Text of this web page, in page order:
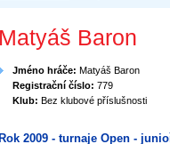
Matyáš Baron
Jméno hráče: Matyáš Baron
Registrační číslo: 779
Klub: Bez klubové příslušnosti
Rok 2009 - turnaje Open -